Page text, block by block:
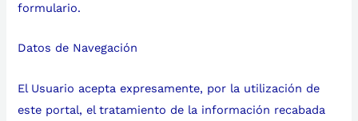
formulario.
Datos de Navegación
El Usuario acepta expresamente, por la utilización de
este portal, el tratamiento de la información recabada